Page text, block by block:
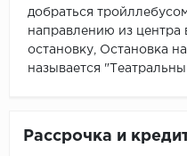
добраться
направлению из центра
остановку, Остановка
называется
Рассрочка и